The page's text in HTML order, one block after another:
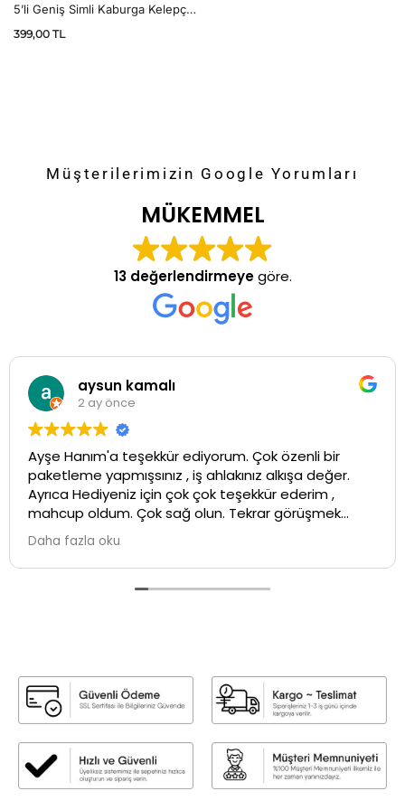
5’li Geniş Simli Kaburga Kelepçe
399,00 TL
Müşterilerimizin Google Yorumları
MÜKEMMEL
13 değerlendirmeyegöre.
aysun kamalı
2 ay önce
Ayşe Hanım'a teşekkür ediyorum. Çok özenli bir
paketleme yapmışsınız , iş ahlakınız alkışa değer.
Ayrıca Hediyeniz için çok çok teşekkür ederim ,
mahcup oldum. Çok sağ olun. Tekrar görüşmek
üzere ...İyi çalışmalar💕
Daha fazla oku